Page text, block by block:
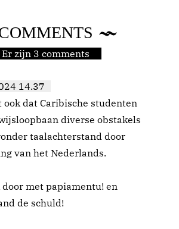
Er zijn 3 comments
14.37
dat Caribische studenten
diverse obstakels
taalachterstand door
van het Nederlands.
met papiamentu! en
de schuld!